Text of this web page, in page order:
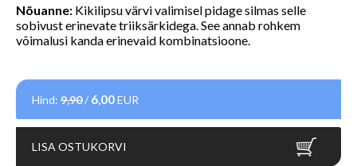
Nõuanne: Kikilipsu värvi valimisel pidage silmas selle
sobivust erinevate triiksärkidega. See annab rohkem
võimalusi kanda erinevaid kombinatsioone.
Hind: 9,90/ 6,00EUR
LISA OSTUKORVI